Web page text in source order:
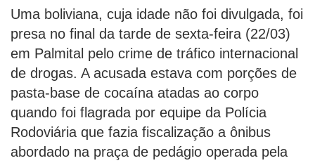
Uma boliviana, cuja idade não foi divulgada, foi
presa no final da tarde de sexta-feira (22/03)
em Palmital pelo crime de tráfico internacional
de drogas. A acusada estava com porções de
pasta-base de cocaína atadas ao corpo
quando foi flagrada por equipe da Polícia
Rodoviária que fazia fiscalização a ônibus
abordado na praça de pedágio operada pela